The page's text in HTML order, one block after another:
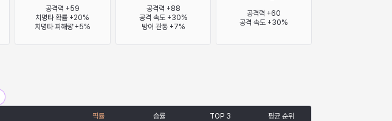
공격력 +59
치명타 확률 +20%
치명타 피해량 +5%
공격력 +88
공격 속도 +30%
방어 관통 +7%
공격력 +60
공격 속도 +30%
픽률 승률 TOP 3 평균 순위